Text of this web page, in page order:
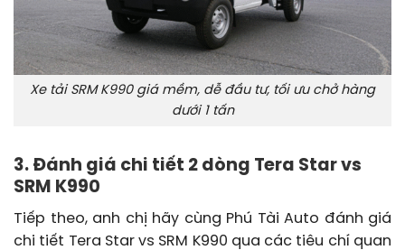
Xe tải SRM K990 giá mềm, dễ đầu tư, tối ưu chở hàng
dưới 1 tấn
3. Đánh giá chi tiết 2 dòng Tera Star vs
SRM K990
Tiếp theo, anh chị hãy cùng Phú Tài Auto đánh giá
chi tiết Tera Star vs SRM K990 qua các tiêu chí quan